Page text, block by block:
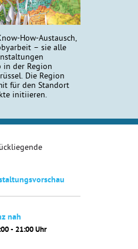
How-Austausch,
– sie alle
in der Region
Die Region
für den Standort
initiieren.
nah
- 21:00 Uhr